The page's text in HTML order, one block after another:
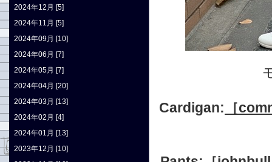
Cardigan: ［
2024年12月 [5]
2024年11月 [5]
2024年09月 [10]
2024年06月 [7]
2024年05月 [7]
2024年04月 [20]
2024年03月 [13]
2024年02月 [4]
2024年01月 [13]
2023年12月 [10]